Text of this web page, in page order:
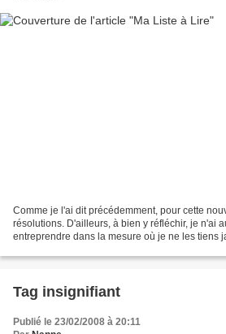
Comme je l'ai dit précédemment, pour cette
résolutions. D'ailleurs, à bien y réfléchir, je n'ai
entreprendre dans la mesure où je ne les tiens
Tag insignifiant
Publié le 23/02/2008 à 20:11